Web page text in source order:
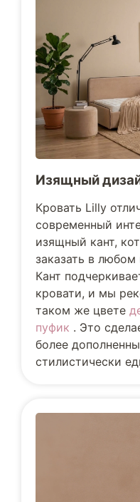
Изящный
Кровать Lilly
современный
изящный кант,
заказать в любом
Кант
кровати, и мы
таком же цвете
пуфик . Это
более
стилистически